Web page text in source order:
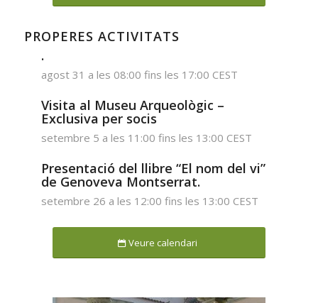
PROPERES ACTIVITATS
.
agost 31 a les 08:00 fins les 17:00 CEST
Visita al Museu Arqueològic –
Exclusiva per socis
setembre 5 a les 11:00 fins les 13:00 CEST
Presentació del llibre “El nom del vi”
de Genoveva Montserrat.
setembre 26 a les 12:00 fins les 13:00 CEST
Veure calendari